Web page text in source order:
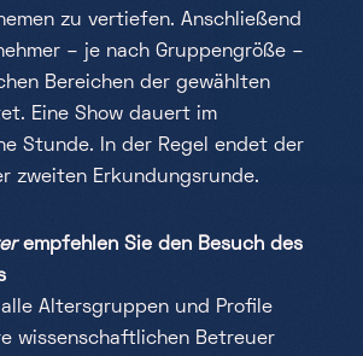
zu vertiefen. Anschließend
– je nach Gruppengröße –
Bereichen der gewählten
Eine Show dauert im
Stunde. In der Regel endet der
zweiten Erkundungsrunde.
empfehlen Sie den Besuch des
Altersgruppen und Profile
wissenschaftlichen Betreuer